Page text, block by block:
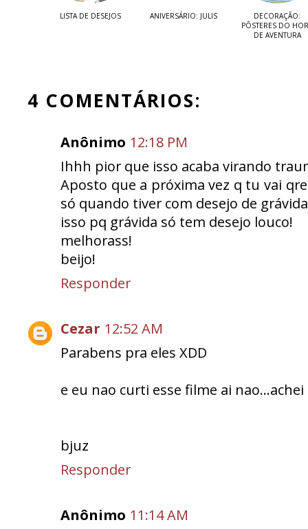
LISTA DE DESEJOS ANIVERSÁRIO: JULIS
DECORAÇÃO:
PÔSTERES DO
DE AVENTURA
4 COMENTÁRIOS:
Anônimo 12:18 PM
Ihhh pior que isso acaba virando
Aposto que a próxima vez q tu vai
só quando tiver com desejo de
isso pq grávida só tem desejo louco!
melhorass!
beijo!
Responder
Cezar 12:52 AM
Parabens pra eles XDD
e eu nao curti esse filme ai
bjuz
Responder
Anônimo 11:14 AM